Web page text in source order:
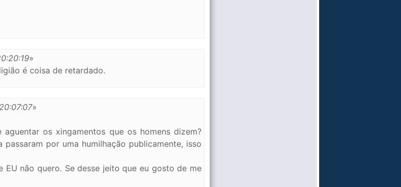
»
é coisa de retardado.
»
os xingamentos que os homens dizem?
passaram por uma humilhação publicamente, isso
não quero. Se desse jeito que eu gosto de me